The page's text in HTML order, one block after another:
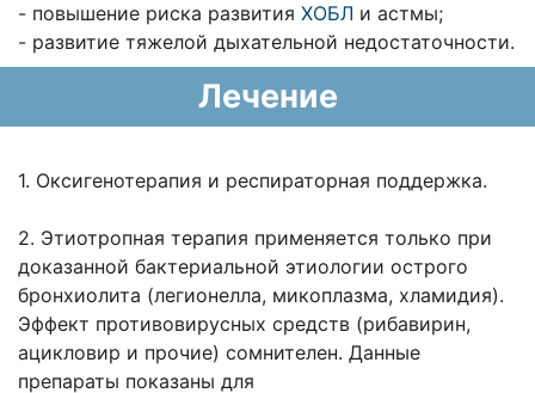
- повышение риска развития ХОБЛ и астмы;
- развитие тяжелой дыхательной недостаточности.
Лечение
1. Оксигенотерапия и респираторная поддержка.
2. Этиотропная терапия применяется только при
доказанной бактериальной этиологии острого
бронхиолита (легионелла, микоплазма, хламидия).
Эффект противовирусных средств (рибавирин,
ацикловир и прочие) сомнителен. Данные
препараты показаны для